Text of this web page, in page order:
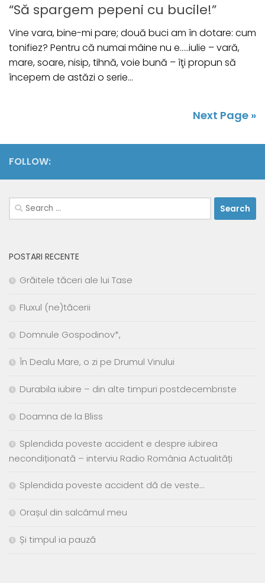
“Să spargem pepeni cu bucile!”
Vine vara, bine-mi pare; două buci am în dotare: cum
tonifiez? Pentru că numai mâine nu e…..iulie – vară,
mare, soare, nisip, tihnă, voie bună – îţi propun să
începem de astăzi o serie...
Next Page »
FOLLOW:
Search
for:
POSTARI RECENTE
Grăitele tăceri ale lui Tase
Fluxul (ne)tăcerii
Domnule Gospodinov*,
În Dealu Mare, o zi pe Drumul Vinului
Durabila iubire – din alte timpuri postdecembriste
Doamna de la Bliss
Splendida poveste accident e despre iubirea
necondiționată – interviu Radio România Actualități
Splendida poveste accident dă de veste…
Orașul din salcâmul meu
Și timpul ia pauză